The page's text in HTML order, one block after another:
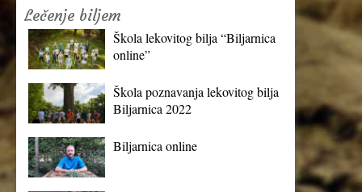
Lečenje biljem
Škola lekovitog bilja “Biljarnica
online”
Škola poznavanja lekovitog bilja
Biljarnica 2022
Biljarnica online